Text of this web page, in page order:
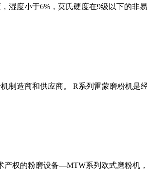
度小于6%，莫氏硬度在9级以下的非
制造商和供应商。 R系列雷蒙磨粉机
权的粉磨设备—MTW系列欧式磨粉机